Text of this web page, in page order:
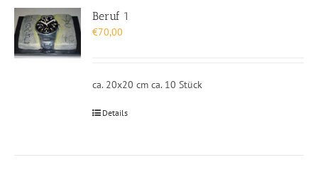
Beruf 1
€70,00
ca. 20x20 cm ca. 10 Stück
Details